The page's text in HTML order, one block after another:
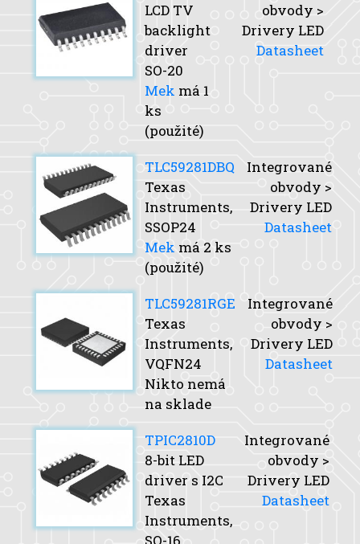
LCD TV
backlight
driver
SO-20
Mek má 1
ks
(použité)
obvody >
Drivery LED
Datasheet
TLC59281DBQ
Texas
Instruments,
SSOP24
Mek má 2 ks
(použité)
Integrované
obvody >
Drivery LED
Datasheet
TLC59281RGE
Texas
Instruments,
VQFN24
Nikto nemá
na sklade
Integrované
obvody >
Drivery LED
Datasheet
TPIC2810D
8-bit LED
driver s I2C
Texas
Instruments,
Integrované
obvody >
Drivery LED
Datasheet